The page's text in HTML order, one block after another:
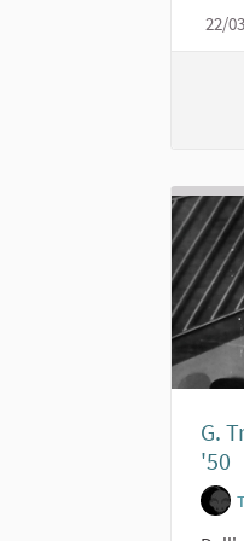
22/
G.
'50